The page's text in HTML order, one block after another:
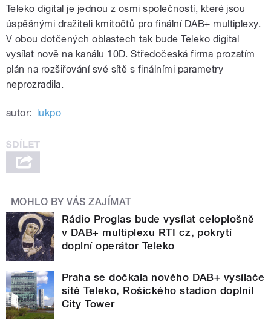
Teleko digital je jednou z osmi společností, které jsou
úspěšnými dražiteli kmitočtů pro finální DAB+ multiplexy.
V obou dotčených oblastech tak bude Teleko digital
vysílat nově na kanálu 10D. Středočeská firma prozatím
plán na rozšiřování své sítě s finálními parametry
neprozradila.
autor: lukpo
MOHLO BY VÁS ZAJÍMAT
Rádio Proglas bude vysílat celoplošně
v DAB+ multiplexu RTI cz, pokrytí
doplní operátor Teleko
Praha se dočkala nového DAB+ vysílače
sítě Teleko, Rošického stadion doplnil
City Tower